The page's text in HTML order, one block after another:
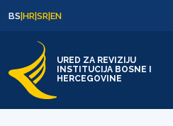
BS|HR|SR|EN
URED ZA REVIZIJU
INSTITUCIJA BOSNE I
HERCEGOVINE